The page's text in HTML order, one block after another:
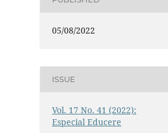
05/08/2022
ISSUE
Vol. 17 No. 41 (2022):
Especial Educere